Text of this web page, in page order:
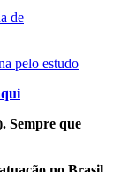
de
pelo estudo
Sempre que